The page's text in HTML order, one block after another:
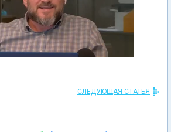
СЛЕДУЮЩАЯ СТАТЬЯ